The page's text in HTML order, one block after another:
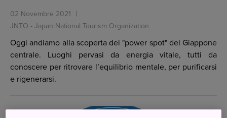
02 Novembre 2021
JNTO - Japan National Tourism Organization
Oggi andiamo alla scoperta dei "power spot" del Giappone
centrale. Luoghi pervasi da energia vitale, tutti da
conoscere per ritrovare l’equilibrio mentale, per purificarsi
e rigenerarsi.